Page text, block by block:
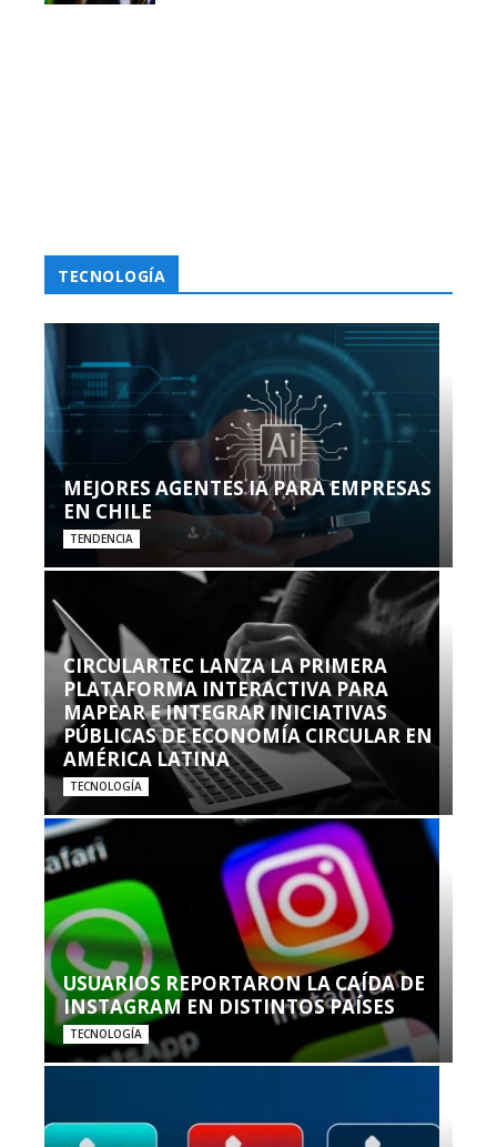
TECNOLOGÍA
MEJORES AGENTES IA PARA EMPRESAS
EN CHILE
TENDENCIA
CIRCULARTEC LANZA LA PRIMERA
PLATAFORMA INTERACTIVA PARA
MAPEAR E INTEGRAR INICIATIVAS
PÚBLICAS DE ECONOMÍA CIRCULAR EN
AMÉRICA LATINA
TECNOLOGÍA
USUARIOS REPORTARON LA CAÍDA DE
INSTAGRAM EN DISTINTOS PAÍSES
TECNOLOGÍA